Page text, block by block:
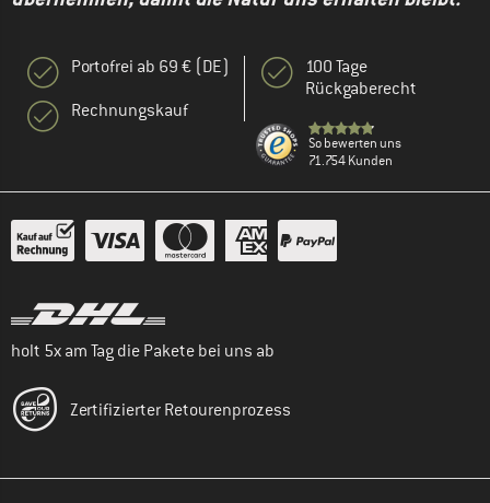
Portofrei ab 69 € (DE)
Rechnungskauf
100 Tage
Rückgaberecht
So bewerten uns
71.754 Kunden
holt 5x am Tag die Pakete bei uns ab
Zertifizierter Retourenprozess